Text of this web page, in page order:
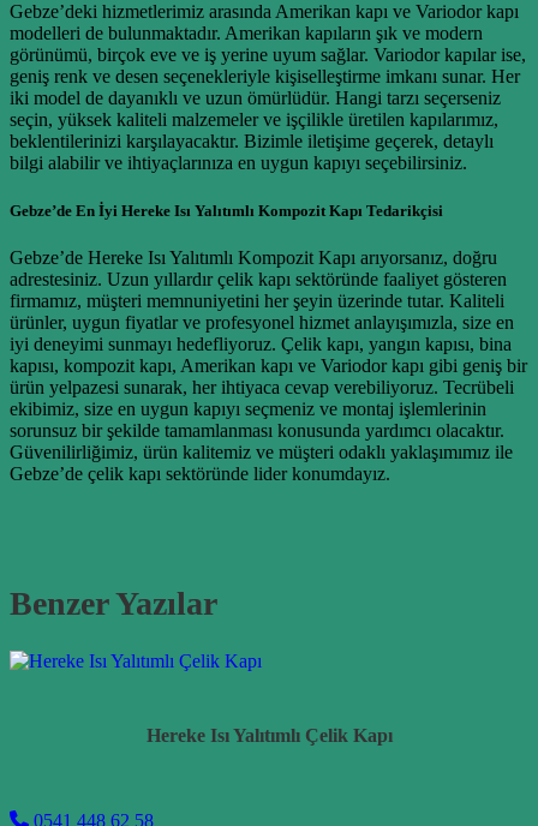
Gebze’deki hizmetlerimiz arasında Amerikan kapı ve Variodor kapı
modelleri de bulunmaktadır. Amerikan kapıların şık ve modern
görünümü, birçok eve ve iş yerine uyum sağlar. Variodor kapılar ise,
geniş renk ve desen seçenekleriyle kişiselleştirme imkanı sunar. Her
iki model de dayanıklı ve uzun ömürlüdür. Hangi tarzı seçerseniz
seçin, yüksek kaliteli malzemeler ve işçilikle üretilen kapılarımız,
beklentilerinizi karşılayacaktır. Bizimle iletişime geçerek, detaylı
bilgi alabilir ve ihtiyaçlarınıza en uygun kapıyı seçebilirsiniz.
Gebze’de En İyi Hereke Isı Yalıtımlı Kompozit Kapı Tedarikçisi
Gebze’de Hereke Isı Yalıtımlı Kompozit Kapı arıyorsanız, doğru
adrestesiniz. Uzun yıllardır çelik kapı sektöründe faaliyet gösteren
firmamız, müşteri memnuniyetini her şeyin üzerinde tutar. Kaliteli
ürünler, uygun fiyatlar ve profesyonel hizmet anlayışımızla, size en
iyi deneyimi sunmayı hedefliyoruz. Çelik kapı, yangın kapısı, bina
kapısı, kompozit kapı, Amerikan kapı ve Variodor kapı gibi geniş bir
ürün yelpazesi sunarak, her ihtiyaca cevap verebiliyoruz. Tecrübeli
ekibimiz, size en uygun kapıyı seçmeniz ve montaj işlemlerinin
sorunsuz bir şekilde tamamlanması konusunda yardımcı olacaktır.
Güvenilirliğimiz, ürün kalitemiz ve müşteri odaklı yaklaşımımız ile
Gebze’de çelik kapı sektöründe lider konumdayız.
Benzer Yazılar
Hereke Isı Yalıtımlı Çelik Kapı
0541 448 62 58